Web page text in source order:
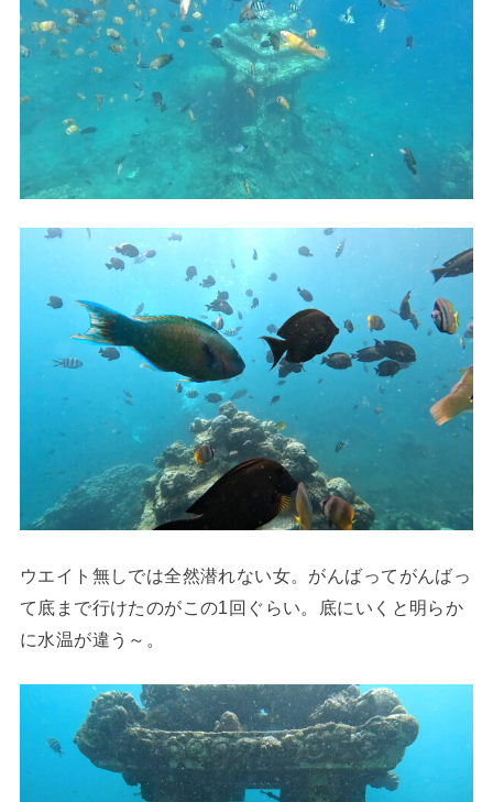
ウエイト無しでは全然潜れない女。がんばってがんばっ
て底まで行けたのがこの1回ぐらい。底にいくと明らか
に水温が違う～。